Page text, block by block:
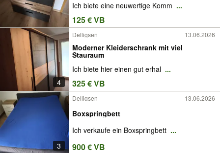
Ich biete eine neuwertige Komm ...
125 € VB
4
Delligsen 13.06.2026
Moderner Kleiderschrank mit viel
Stauraum
Ich biete hier einen gut erhal ...
325 € VB
3
Delligsen 13.06.2026
Boxspringbett
Ich verkaufe ein Boxspringbett ...
900 € VB